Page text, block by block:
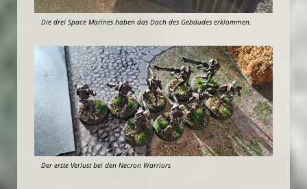
Die drei Space Marines haben das Dach des Gebäudes erklommen.
Der erste Verlust bei den Necron Warriors